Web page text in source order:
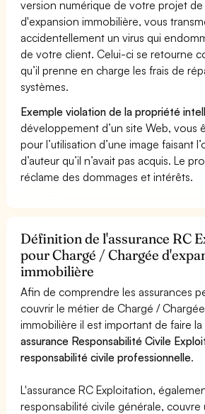
version numérique de votre projet
d'expansion immobilière, vous
accidentellement un virus qui
de votre client. Celui-ci se retourne
qu’il prenne en charge les frais de
systèmes.
Exemple violation de la propriété
développement d’un site Web, vous
pour l’utilisation d’une image faisant
d’auteur qu’il n’avait pas acquis. Le
réclame des dommages et intérêts.
Définition de l'assurance RC
pour Chargé / Chargée
immobilière
Afin de comprendre les assurances
couvrir le métier de Chargé /
immobilière il est important de faire la
assurance Responsabilité Civile
responsabilité civile professionnelle.
L'assurance RC Exploitation,
responsabilité civile générale, couvre